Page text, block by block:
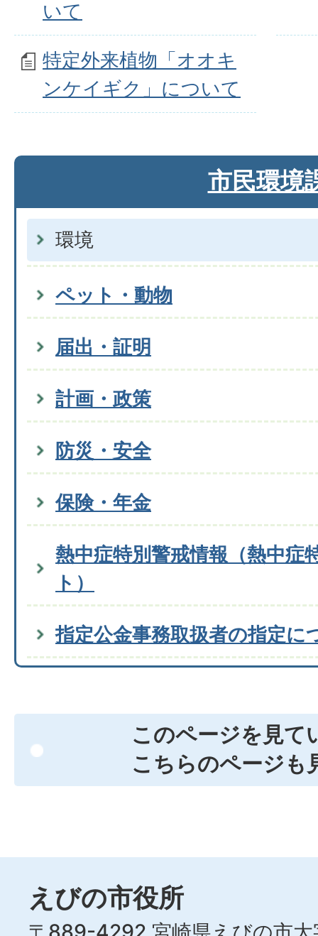
いて
特定外来植物「オオキ
ンケイギク」について
市民環境
環境
ペット・動物
届出・証明
計画・政策
防災・安全
保険・年金
熱中症特別警戒情報（熱中症
ト）
指定公金事務取扱者の指定に
このページを見て
こちらのページも
えびの市役所